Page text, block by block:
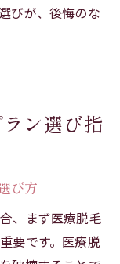
びが、後悔のな
ン選び指
び方
、まず医療脱毛
要です。医療脱